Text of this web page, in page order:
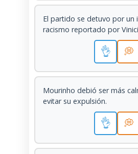
El partido se detuvo por un
racismo reportado por
👌 💭
Mourinho debió ser más
evitar su expulsión.
👌 💭